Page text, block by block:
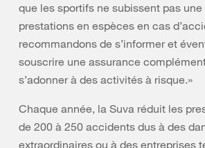
que les sportifs ne subissent pas
prestations en espèces en cas
recommandons de s’informer et
souscrire une assurance
s’adonner à des activités à risque.»
Chaque année, la Suva réduit les
de 200 à 250 accidents dus à des
extraordinaires ou à des entreprises